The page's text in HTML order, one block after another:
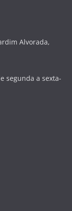
Alvorada,
segunda a sexta-